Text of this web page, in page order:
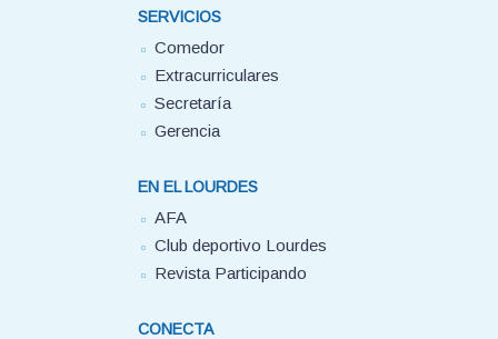
SERVICIOS
Comedor
Extracurriculares
Secretaría
Gerencia
EN EL LOURDES
AFA
Club deportivo Lourdes
Revista Participando
CONECTA